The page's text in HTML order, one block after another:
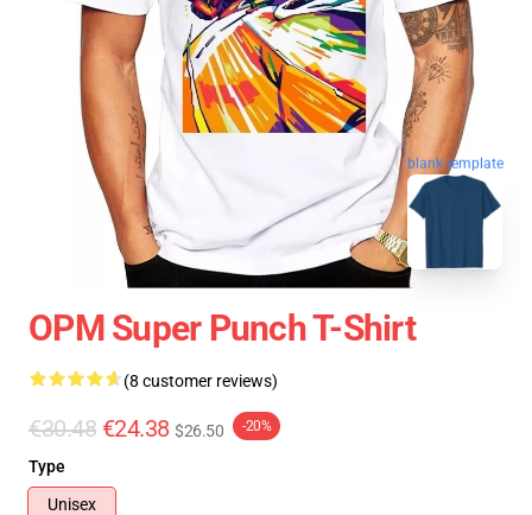
blank template
OPM Super Punch T-Shirt
(8 customer reviews)
€30.48 €24.38 $26.50 -20%
Type
Unisex